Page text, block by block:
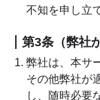
不知を申し立
第3条（弊社
弊社は、本サ
その他弊社が
し、随時必要